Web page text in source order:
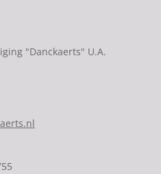
"Danckaerts" U.A.